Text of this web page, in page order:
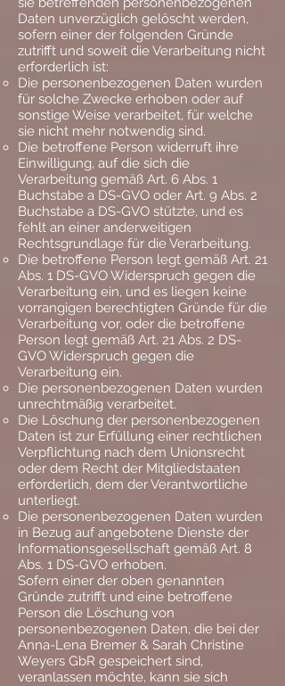
Daten unverzüglich gelöscht werden,
sofern einer der folgenden Gründe
zutrifft und soweit die Verarbeitung nicht
erforderlich ist:
Die personenbezogenen Daten wurden
für solche Zwecke erhoben oder auf
sonstige Weise verarbeitet, für welche
sie nicht mehr notwendig sind.
Die betroffene Person widerruft ihre
Einwilligung, auf die sich die
Verarbeitung gemäß Art. 6 Abs. 1
Buchstabe a DS-GVO oder Art. 9 Abs. 2
Buchstabe a DS-GVO stützte, und es
fehlt an einer anderweitigen
Rechtsgrundlage für die Verarbeitung.
Die betroffene Person legt gemäß Art. 21
Abs. 1 DS-GVO Widerspruch gegen die
Verarbeitung ein, und es liegen keine
vorrangigen berechtigten Gründe für die
Verarbeitung vor, oder die betroffene
Person legt gemäß Art. 21 Abs. 2 DS-
GVO Widerspruch gegen die
Verarbeitung ein.
Die personenbezogenen Daten wurden
unrechtmäßig verarbeitet.
Die Löschung der personenbezogenen
Daten ist zur Erfüllung einer rechtlichen
Verpflichtung nach dem Unionsrecht
oder dem Recht der Mitgliedstaaten
erforderlich, dem der Verantwortliche
unterliegt.
Die personenbezogenen Daten wurden
in Bezug auf angebotene Dienste der
Informationsgesellschaft gemäß Art. 8
Abs. 1 DS-GVO erhoben.
Sofern einer der oben genannten
Gründe zutrifft und eine betroffene
Person die Löschung von
personenbezogenen Daten, die bei der
Anna-Lena Bremer & Sarah Christine
Weyers GbR gespeichert sind,
veranlassen möchte, kann sie sich